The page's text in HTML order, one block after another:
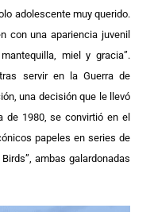
adolescente muy querido.
con una apariencia juvenil
miel y gracia”.
servir en la Guerra de
una decisión que le llevó
de 1980, se convirtió en el
papeles en series de
ambas galardonadas